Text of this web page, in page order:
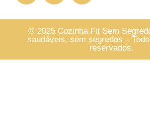
© 2025 Cozinha Fit Sem
saudáveis, sem segredos –
reservados.